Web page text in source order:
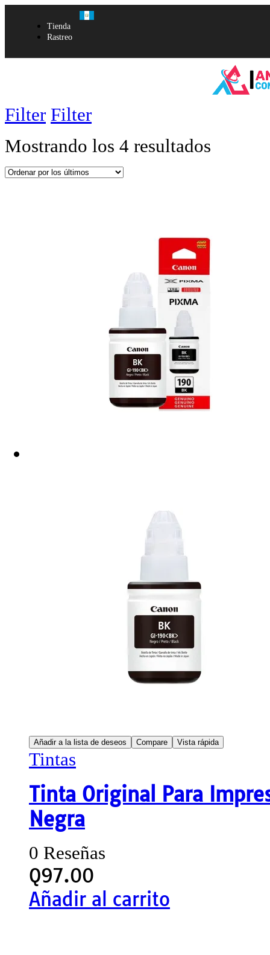
Tienda
Rastreo
Filter Filter
Mostrando los 4 resultados
Añadir a la lista de deseos Compare Vista rápida
Tintas
Tinta Original Para
Negra
0 Reseñas
Q97.00
Añadir al carrito